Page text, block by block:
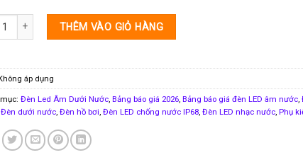
âm nước HDULD300H241 công suất 36W hoặc 108W số lượng
THÊM VÀO GIỎ HÀNG
áp dụng
Đèn Led Âm Dưới Nước,Bảng báo giá 2026,Bảng báo giá đèn LED âm nước,
Đèn dưới nước,Đèn hồ bơi,Đèn LED chống nước IP68,Đèn LED nhạc nước,Phụ